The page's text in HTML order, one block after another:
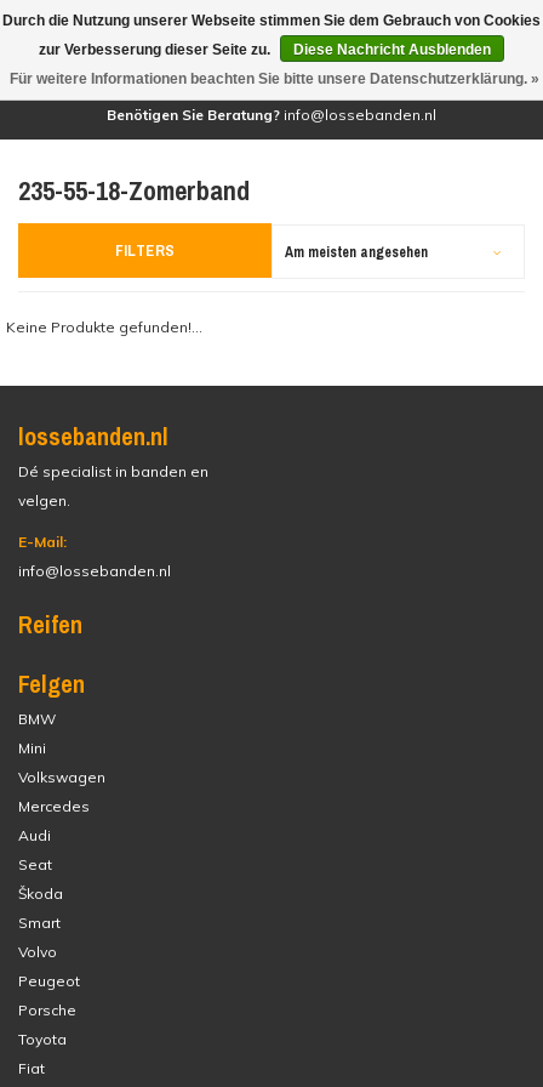
(0)
Benötigen Sie Beratung? info@lossebanden.nl
235-55-18-Zomerband
FILTERS Am meisten angesehen
Keine Produkte gefunden!...
lossebanden.nl
Dé specialist in banden en
velgen.
E-Mail:
info@lossebanden.nl
Reifen
Felgen
BMW
Mini
Volkswagen
Mercedes
Audi
Seat
Škoda
Smart
Volvo
Peugeot
Porsche
Toyota
Fiat
Durch die Nutzung unserer Webseite stimmen Sie dem Gebrauch von Cookies
zur Verbesserung dieser Seite zu.
Diese Nachricht Ausblenden
Für weitere Informationen beachten Sie bitte unsere Datenschutzerklärung. »